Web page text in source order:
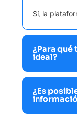
Sí, la
¿Para qué
ideal?
¿Es